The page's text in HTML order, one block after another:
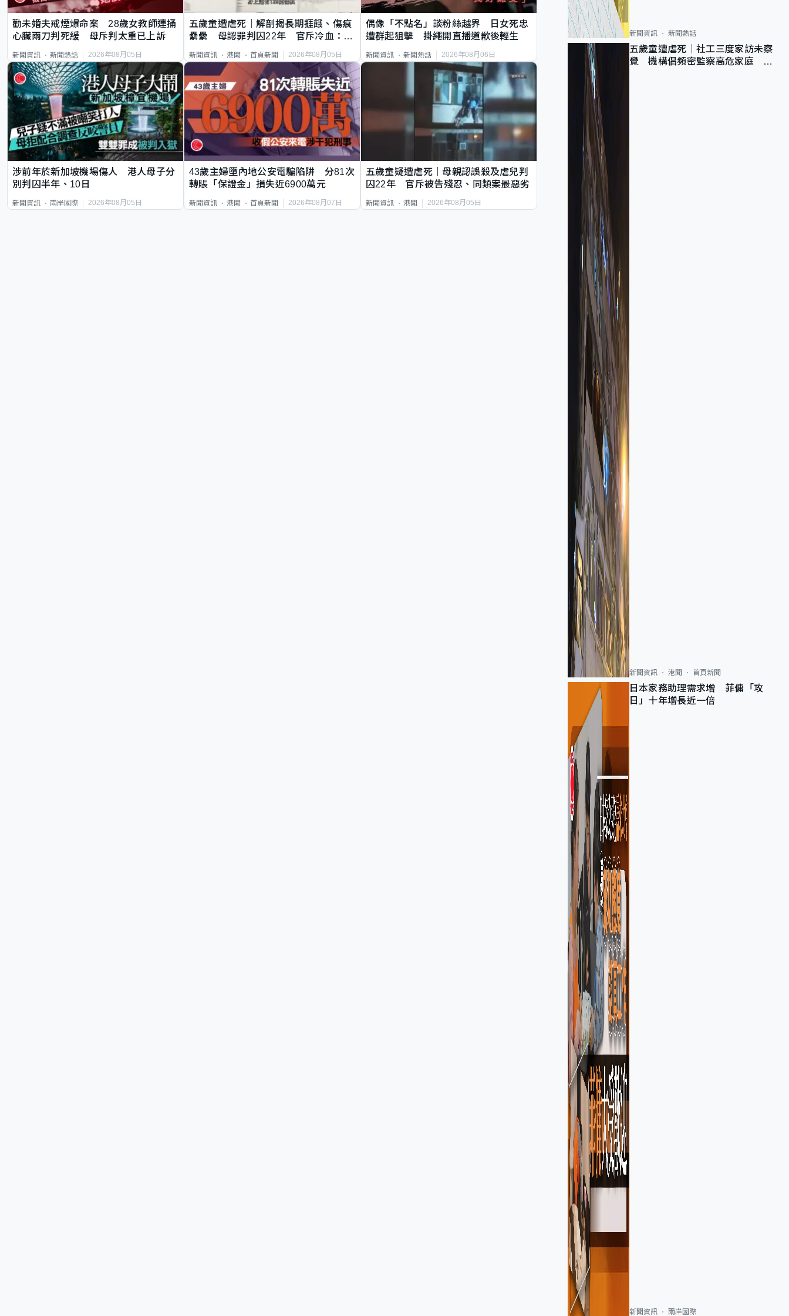
勸未婚夫戒煙爆命案 28歲女教師連捅
心臟兩刀判死緩 母斥判太重已上訴
新聞資訊 新聞熱話 2026年08月05日
五歲童遭虐死｜解剖揭長期捱餓、傷痕
纍纍 母認罪判囚22年 官斥冷血：同
新聞資訊 港聞 首頁新聞 2026年08月05日
偶像「不點名」談粉絲越界 日女死忠
遭群起狙擊 掛繩開直播道歉後輕生
新聞資訊 新聞熱話 2026年08月06日
涉前年於新加坡機場傷人 港人母子分
別判囚半年、10日
新聞資訊 兩岸國際 2026年08月05日
43歲主婦墮內地公安電騙陷阱 分81次
轉賬「保證金」損失近6900萬元
新聞資訊 港聞 首頁新聞 2026年08月07日
五歲童疑遭虐死｜母親認誤殺及虐兒判
囚22年 官斥被告殘忍、同類案最惡劣
新聞資訊 港聞 2026年08月05日
新聞資訊 新聞熱話
五歲童遭虐死｜社工三度家訪未察
覺 機構倡頻密監察高危家庭 管
新聞資訊 港聞 首頁新聞
日本家務助理需求增 菲傭「攻
日」十年增長近一倍
新聞資訊 兩岸國際